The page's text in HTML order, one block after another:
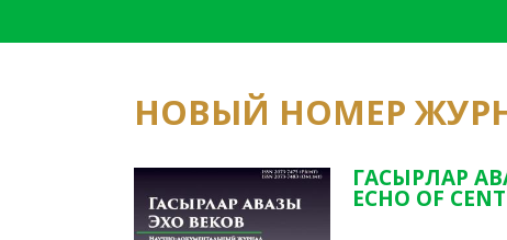
НОВЫЙ НОМЕР
ГАСЫРЛАР
ECHO OF